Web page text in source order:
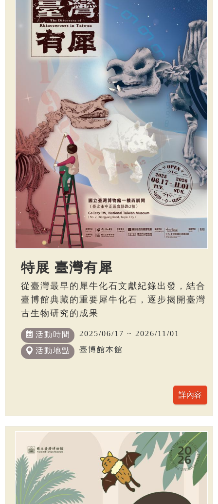
特展 臺灣有犀
從臺灣最早的犀牛化石文獻紀錄出發，結合
臺博館典藏的重要犀牛化石，逐步揭開臺灣
古生物研究的成果
活動時間 2025/06/17 ~ 2026/11/01
活動地點 臺博館本館